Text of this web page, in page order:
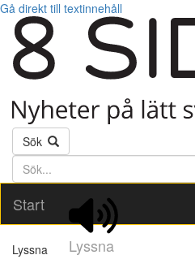
Gå direkt till textinnehåll
Sök
Söktext
Start
Lyssna
Lyssna